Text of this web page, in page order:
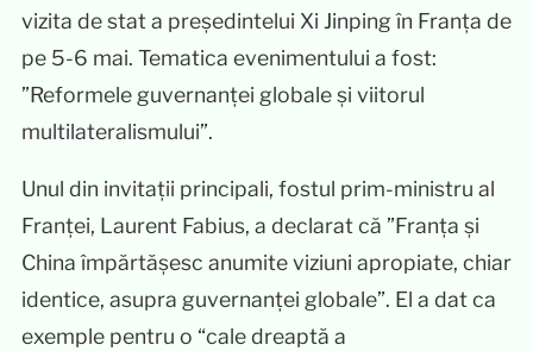
vizita de stat a președintelui Xi Jinping în Franța de
pe 5-6 mai. Tematica evenimentului a fost:
”Reformele guvernanței globale și viitorul
multilateralismului”.
Unul din invitații principali, fostul prim-ministru al
Franței, Laurent Fabius, a declarat că ”Franța și
China împărtășesc anumite viziuni apropiate, chiar
identice, asupra guvernanței globale”. El a dat ca
exemple pentru o “cale dreaptă a